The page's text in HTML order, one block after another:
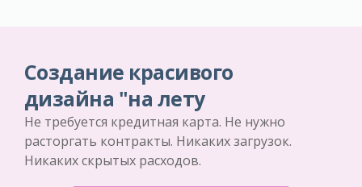
Создание красивого
дизайна "на лету
Не требуется кредитная карта. Не нужно
расторгать контракты. Никаких загрузок.
Никаких скрытых расходов.